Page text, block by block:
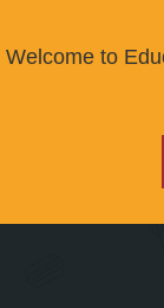
Welcome to